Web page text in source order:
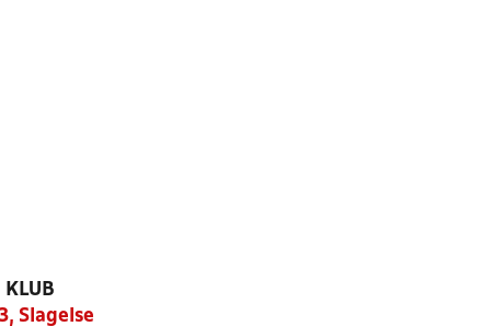
KLUB
Slagelse